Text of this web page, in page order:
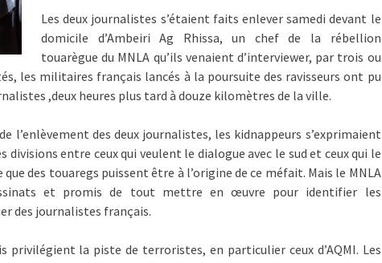
Les deux journalistes s’étaient faits enlever samedi devant le
domicile d’Ambeiri Ag Rhissa, un chef de la rébellion
touarègue du MNLA qu’ils venaient d’interviewer, par trois ou
les militaires français lancés à la poursuite des ravisseurs ont pu
,deux heures plus tard à douze kilomètres de la ville.
l’enlèvement des deux journalistes, les kidnappeurs s’exprimaient
divisions entre ceux qui veulent le dialogue avec le sud et ceux qui le
des touaregs puissent être à l’origine de ce méfait. Mais le MNLA
et promis de tout mettre en œuvre pour identifier les
des journalistes français.
privilégient la piste de terroristes, en particulier ceux d’AQMI. Les